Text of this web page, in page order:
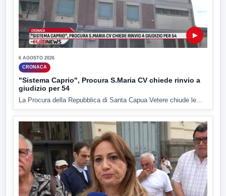
▶
6 AGOSTO 2026
CRONACA
"Sistema Caprio", Procura S.Maria CV chiede rinvio a
giudizio per 54
La Procura della Repubblica di Santa Capua Vetere chiude le...